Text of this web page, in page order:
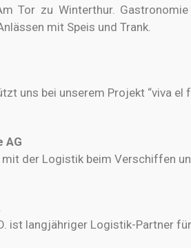
Tor zu Winterthur.
mit Speis und Trank.
uns bei unserem Projekt “viva el
AG
der Logistik beim Verschiffen
ist langjähriger Logistik-Partner